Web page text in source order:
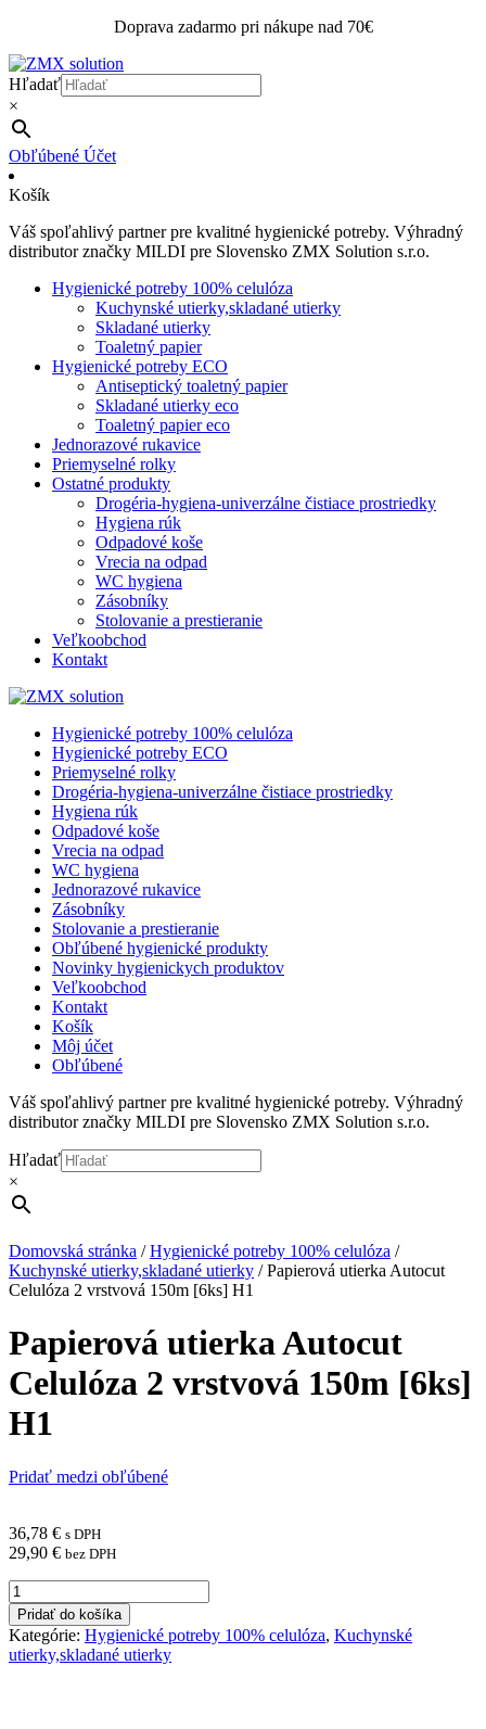
Doprava zadarmo pri nákupe nad 70€
Hľadať
×
Obľúbené Účet
Košík
Váš spoľahlivý partner pre kvalitné hygienické potreby. Výhradný
distributor značky MILDI pre Slovensko ZMX Solution s.r.o.
Hygienické potreby 100% celulóza
Kuchynské utierky,skladané utierky
Skladané utierky
Toaletný papier
Hygienické potreby ECO
Antiseptický toaletný papier
Skladané utierky eco
Toaletný papier eco
Jednorazové rukavice
Priemyselné rolky
Ostatné produkty
Drogéria-hygiena-univerzálne čistiace prostriedky
Hygiena rúk
Odpadové koše
Vrecia na odpad
WC hygiena
Zásobníky
Stolovanie a prestieranie
Veľkoobchod
Kontakt
Hygienické potreby 100% celulóza
Hygienické potreby ECO
Priemyselné rolky
Drogéria-hygiena-univerzálne čistiace prostriedky
Hygiena rúk
Odpadové koše
Vrecia na odpad
WC hygiena
Jednorazové rukavice
Zásobníky
Stolovanie a prestieranie
Obľúbené hygienické produkty
Novinky hygienickych produktov
Veľkoobchod
Kontakt
Košík
Môj účet
Obľúbené
Váš spoľahlivý partner pre kvalitné hygienické potreby. Výhradný
distributor značky MILDI pre Slovensko ZMX Solution s.r.o.
Hľadať
×
Domovská stránka /Hygienické potreby 100% celulóza /
Kuchynské utierky,skladané utierky /Papierová utierka Autocut
Celulóza 2 vrstvová 150m [6ks] H1
Papierová utierka Autocut
Celulóza 2 vrstvová 150m [6ks]
H1
Pridať medzi obľúbené
36,78 € s DPH
29,90 € bez DPH
množstvo
Papierová
utierka
Autocut
Celulóza
Pridať do košíka
Kategórie: Hygienické potreby 100% celulóza, Kuchynské
utierky,skladané utierky